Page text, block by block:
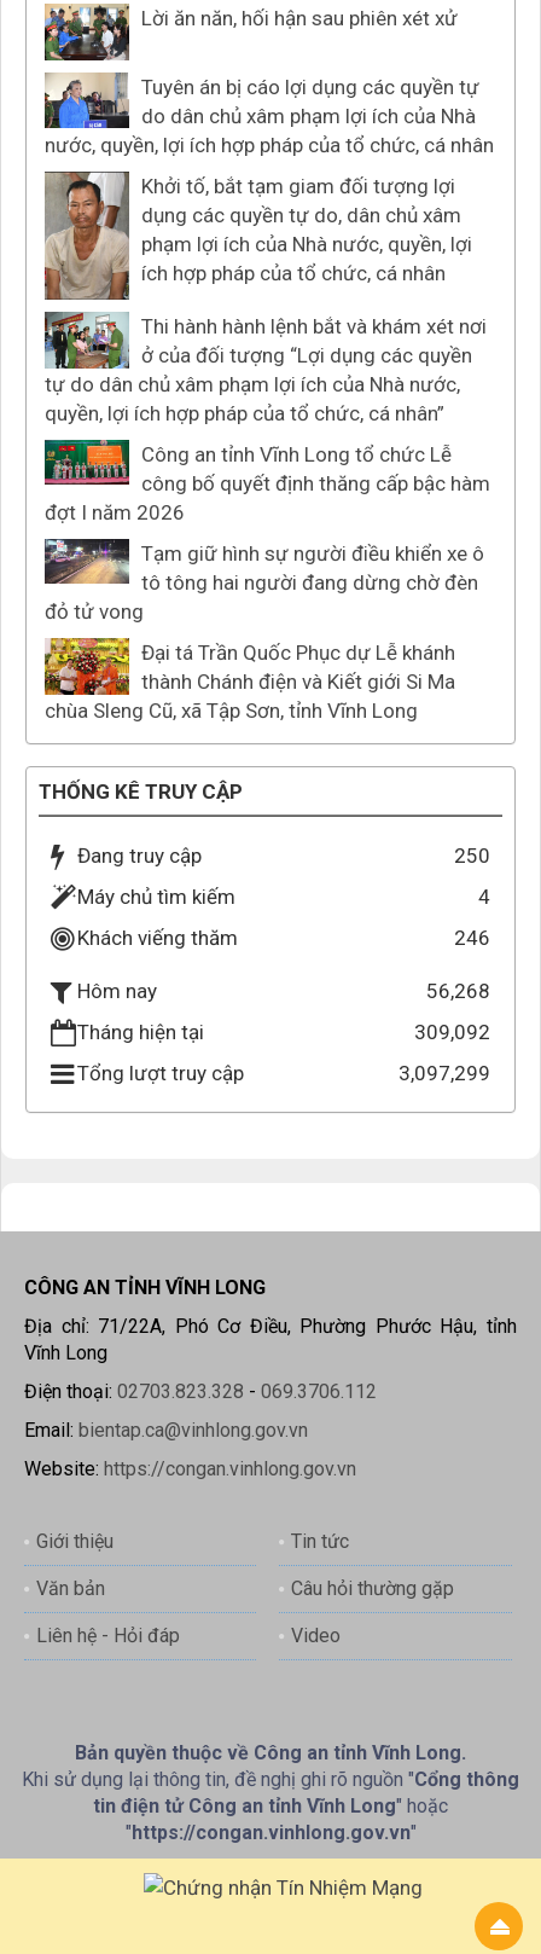
Lời ăn năn, hối hận sau phiên xét xử
Tuyên án bị cáo lợi dụng các quyền tự
do dân chủ xâm phạm lợi ích của Nhà
nước, quyền, lợi ích hợp pháp của tổ chức, cá nhân
Khởi tố, bắt tạm giam đối tượng lợi
dụng các quyền tự do, dân chủ xâm
phạm lợi ích của Nhà nước, quyền, lợi
ích hợp pháp của tổ chức, cá nhân
Thi hành hành lệnh bắt và khám xét nơi
ở của đối tượng “Lợi dụng các quyền
tự do dân chủ xâm phạm lợi ích của Nhà nước,
quyền, lợi ích hợp pháp của tổ chức, cá nhân”
Công an tỉnh Vĩnh Long tổ chức Lễ
công bố quyết định thăng cấp bậc hàm
đợt I năm 2026
Tạm giữ hình sự người điều khiển xe ô
tô tông hai người đang dừng chờ đèn
đỏ tử vong
Đại tá Trần Quốc Phục dự Lễ khánh
thành Chánh điện và Kiết giới Si Ma
chùa Sleng Cũ, xã Tập Sơn, tỉnh Vĩnh Long
THỐNG KÊ TRUY CẬP
Đang truy cập
250
Máy chủ tìm kiếm
4
Khách viếng thăm
246
Hôm nay
56,268
Tháng hiện tại
309,092
Tổng lượt truy cập
3,097,299
CÔNG AN TỈNH VĨNH LONG
Địa chỉ: 71/22A, Phó Cơ Điều, Phường Phước Hậu, tỉnh
Vĩnh Long
Điện thoại: 02703.823.328 - 069.3706.112
Email: bientap.ca@vinhlong.gov.vn
Website: https://congan.vinhlong.gov.vn
Giới thiệu Tin tức
Văn bản Câu hỏi thường gặp
Liên hệ - Hỏi đáp Video
Bản quyền thuộc về Công an tỉnh Vĩnh Long.
Khi sử dụng lại thông tin, đề nghị ghi rõ nguồn "Cổng thông
tin điện tử Công an tỉnh Vĩnh Long" hoặc
"https://congan.vinhlong.gov.vn"